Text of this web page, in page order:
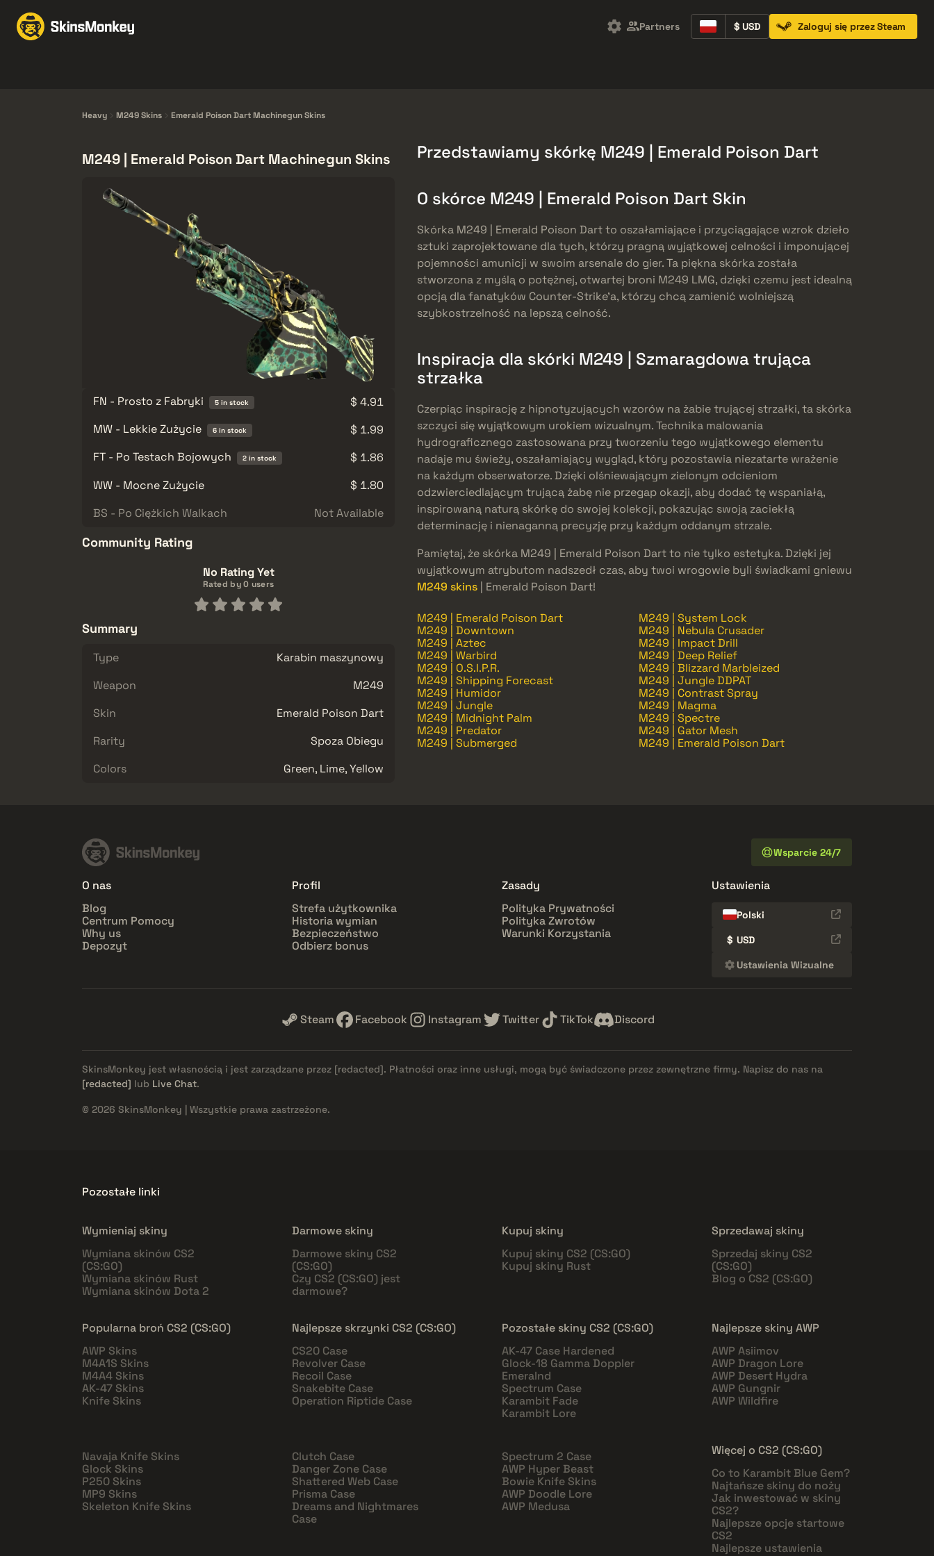
Partners $ USD Zaloguj się przez Steam
Heavy M249 Skins Emerald Poison Dart Machinegun Skins
M249 | Emerald Poison Dart Machinegun Skins
FN - Prosto z Fabryki 5 in stock
$ 4.91
MW - Lekkie Zużycie
6 in stock
$ 1.99
FT - Po Testach Bojowych
2 in stock
$ 1.86
WW - Mocne Zużycie
$ 1.80
BS - Po Ciężkich Walkach
Not Available
Community Rating
No Rating Yet
Rated by 0 users
Summary
Type
Karabin maszynowy
Weapon
M249
Skin
Emerald Poison Dart
Rarity
Spoza Obiegu
Colors
Green, Lime, Yellow
Przedstawiamy skórkę M249 | Emerald Poison Dart
O skórce M249 | Emerald Poison Dart Skin
Skórka M249 | Emerald Poison Dart to oszałamiające i przyciągające wzrok dzieło
sztuki zaprojektowane dla tych, którzy pragną wyjątkowej celności i imponującej
pojemności amunicji w swoim arsenale do gier. Ta piękna skórka została
stworzona z myślą o potężnej, otwartej broni M249 LMG, dzięki czemu jest idealną
opcją dla fanatyków Counter-Strike’a, którzy chcą zamienić wolniejszą
szybkostrzelność na lepszą celność.
Inspiracja dla skórki M249 | Szmaragdowa trująca
strzałka
Czerpiąc inspirację z hipnotyzujących wzorów na żabie trującej strzałki, ta skórka
szczyci się wyjątkowym urokiem wizualnym. Technika malowania
hydrograficznego zastosowana przy tworzeniu tego wyjątkowego elementu
nadaje mu świeży, oszałamiający wygląd, który pozostawia niezatarte wrażenie
na każdym obserwatorze. Dzięki olśniewającym zielonym odcieniom
odzwierciedlającym trującą żabę nie przegap okazji, aby dodać tę wspaniałą,
inspirowaną naturą skórkę do swojej kolekcji, pokazując swoją zaciekłą
determinację i nienaganną precyzję przy każdym oddanym strzale.
Pamiętaj, że skórka M249 | Emerald Poison Dart to nie tylko estetyka. Dzięki jej
wyjątkowym atrybutom nadszedł czas, aby twoi wrogowie byli świadkami gniewu
M249 skins | Emerald Poison Dart!
M249 | Emerald Poison Dart
M249 | System Lock
M249 | Downtown
M249 | Nebula Crusader
M249 | Aztec
M249 | Impact Drill
M249 | Warbird
M249 | Deep Relief
M249 | O.S.I.P.R.
M249 | Blizzard Marbleized
M249 | Shipping Forecast
M249 | Jungle DDPAT
M249 | Humidor
M249 | Contrast Spray
M249 | Jungle
M249 | Magma
M249 | Midnight Palm
M249 | Spectre
M249 | Predator
M249 | Gator Mesh
M249 | Submerged
M249 | Emerald Poison Dart
Wsparcie 24/7
O nas
Blog
Centrum Pomocy
Why us
Depozyt
Profil
Strefa użytkownika
Historia wymian
Bezpieczeństwo
Odbierz bonus
Zasady
Polityka Prywatności
Polityka Zwrotów
Warunki Korzystania
Ustawienia
Polski
$ USD
Ustawienia Wizualne
Steam Facebook Instagram Twitter TikTok Discord
SkinsMonkey jest własnością i jest zarządzane przez [redacted]. Płatności oraz inne usługi, mogą być świadczone przez zewnętrzne firmy. Napisz do nas na
[redacted] lub Live Chat.
© 2026 SkinsMonkey | Wszystkie prawa zastrzeżone.
Pozostałe linki
Wymieniaj skiny
Wymiana skinów CS2
(CS:GO)
Wymiana skinów Rust
Wymiana skinów Dota 2
Darmowe skiny
Darmowe skiny CS2
(CS:GO)
Czy CS2 (CS:GO) jest
darmowe?
Kupuj skiny
Kupuj skiny CS2 (CS:GO)
Kupuj skiny Rust
Sprzedawaj skiny
Sprzedaj skiny CS2
(CS:GO)
Blog o CS2 (CS:GO)
Popularna broń CS2 (CS:GO)
AWP Skins
M4A1S Skins
M4A4 Skins
AK-47 Skins
Knife Skins
Najlepsze skrzynki CS2 (CS:GO)
CS20 Case
Revolver Case
Recoil Case
Snakebite Case
Operation Riptide Case
Pozostałe skiny CS2 (CS:GO)
AK-47 Case Hardened
Glock-18 Gamma Doppler
Emeralnd
Spectrum Case
Karambit Fade
Karambit Lore
Najlepsze skiny AWP
AWP Asiimov
AWP Dragon Lore
AWP Desert Hydra
AWP Gungnir
AWP Wildfire
Navaja Knife Skins
Glock Skins
P250 Skins
MP9 Skins
Skeleton Knife Skins
Clutch Case
Danger Zone Case
Shattered Web Case
Prisma Case
Dreams and Nightmares
Case
Spectrum 2 Case
AWP Hyper Beast
Bowie Knife Skins
AWP Doodle Lore
AWP Medusa
Więcej o CS2 (CS:GO)
Co to Karambit Blue Gem?
Najtańsze skiny do noży
Jak inwestować w skiny
CS2?
Najlepsze opcje startowe
CS2
Najlepsze ustawienia